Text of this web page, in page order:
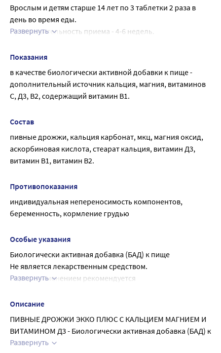
проконсультироваться с врачом.
Врослым и детям старше 14 лет по 3 таблетки 2 раза в
день во время еды.
Продолжительность приема - 4-6 недель.
Развернуть
Показания
в качестве биологически активной добавки к пище -
дополнительный источник кальция, магния, витаминов
С, Д3, В2, содержащий витамин В1.
Состав
пивные дрожжи, кальция карбонат, мкц, магния оксид,
аскорбиновая кислота, стеарат кальция, витамин Д3,
витамин В1, витамин В2.
Противопоказания
индивидуальная непереносимость компонентов,
беременность, кормление грудью
Особые указания
Биологически активная добавка (БАД) к пище
Не является лекарственным средством.
Перед применением рекомендуется
Развернуть
Описание
ПИВНЫЕ ДРОЖЖИ ЭККО ПЛЮС С КАЛЬЦИЕМ МАГНИЕМ И
ВИТАМИНОМ Д3 - Биологически активная добавка (БАД) к
пище
Развернуть